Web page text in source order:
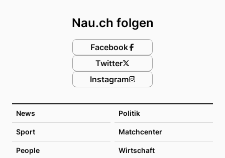
News Politik
Sport Matchcenter
People Wirtschaft
Nau.ch folgen
Facebook
Twitter
Instagram